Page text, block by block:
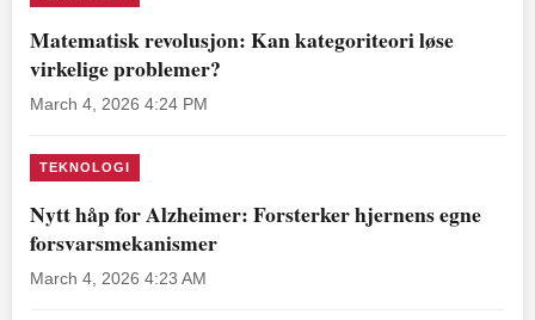
Matematisk revolusjon: Kan kategoriteori løse
virkelige problemer?
March 4, 2026 4:24 PM
TEKNOLOGI
Nytt håp for Alzheimer: Forsterker hjernens egne
forsvarsmekanismer
March 4, 2026 4:23 AM